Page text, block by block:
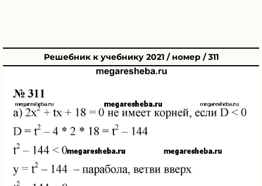
Решебник к учебнику 2021 / номер / 311